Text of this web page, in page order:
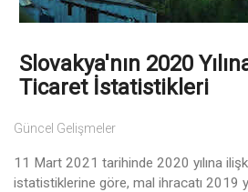
Slovakya'nın 2020
Ticaret İstatistikleri
Güncel Gelişmeler
11 Mart 2021 tarihinde 2020 yılına
istatistiklerine göre, mal ihracatı 2019